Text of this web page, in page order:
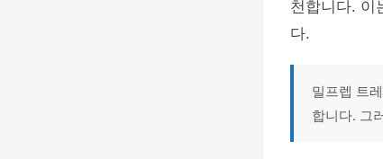
천합니다. 이
다.
밀프렙 트
합니다. 그